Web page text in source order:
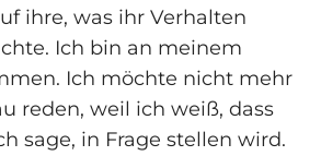
ihre, was ihr Verhalten
Ich bin an meinem
Ich möchte nicht mehr
reden, weil ich weiß, dass
sage, in Frage stellen wird.